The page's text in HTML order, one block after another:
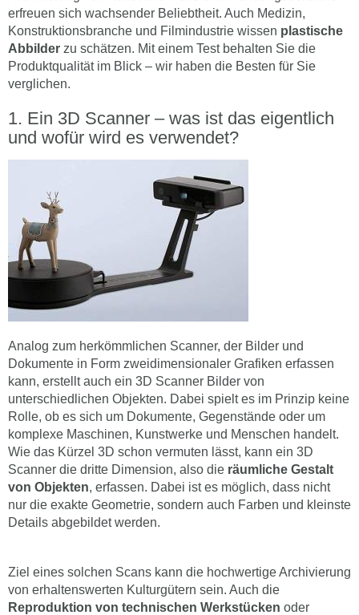
erfreuen sich wachsender Beliebtheit. Auch Medizin,
Konstruktionsbranche und Filmindustrie wissen plastische
Abbilder zu schätzen. Mit einem Test behalten Sie die
Produktqualität im Blick – wir haben die Besten für Sie
verglichen.
Ein 3D Scanner – was ist das eigentlich
und wofür wird es verwendet?
Analog zum herkömmlichen Scanner, der Bilder und
Dokumente in Form zweidimensionaler Grafiken erfassen
kann, erstellt auch ein 3D Scanner Bilder von
unterschiedlichen Objekten. Dabei spielt es im Prinzip keine
Rolle, ob es sich um Dokumente, Gegenstände oder um
komplexe Maschinen, Kunstwerke und Menschen handelt.
Wie das Kürzel 3D schon vermuten lässt, kann ein 3D
Scanner die dritte Dimension, also die räumliche Gestalt
von Objekten, erfassen. Dabei ist es möglich, dass nicht
nur die exakte Geometrie, sondern auch Farben und kleinste
Details abgebildet werden.
Ziel eines solchen Scans kann die hochwertige Archivierung
von erhaltenswerten Kulturgütern sein. Auch die
Reproduktion von technischen Werkstücken oder